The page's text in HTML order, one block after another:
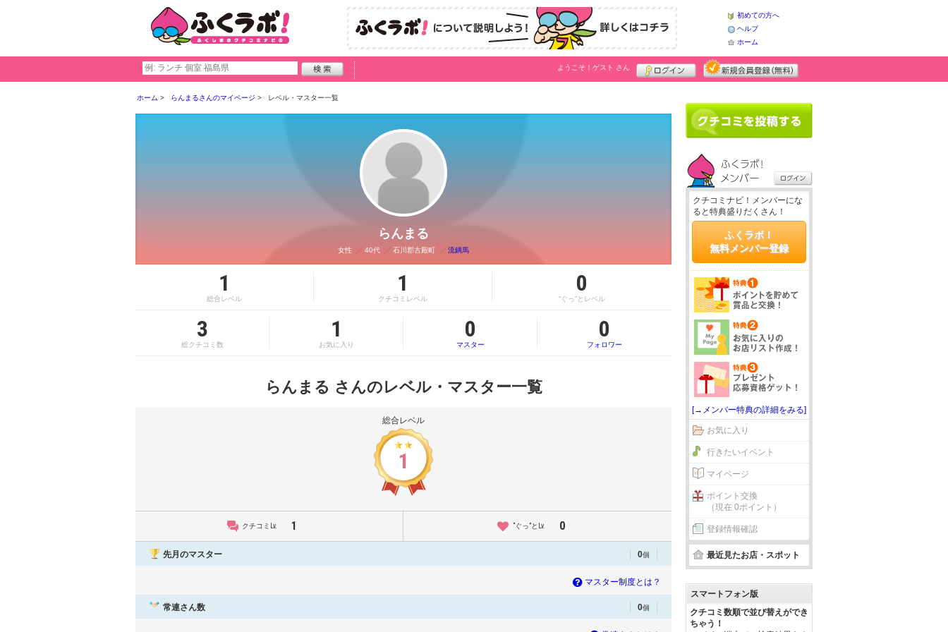
初めての方へ
ヘルプ
ホーム
ようこそ！ ゲスト さん
ホーム らんまるさんのマイページ レベル・マスター一覧
らんまる
女性 40代 石川郡古殿町 流鏑馬
1
総合レベル
1
クチコミレベル
0
“ぐっ”とレベル
3
総クチコミ数
1
お気に入り
0
マスター
0
フォロワー
らんまる さんのレベル・マスター一覧
総合レベル
1
クチコミLv. 1 “ぐっ”とLv. 0
先月のマスター 0個
マスター制度とは？
常連さん数 0個
クチコミナビ！メンバーにな
ると特典盛りだくさん！
ふくラボ！
無料メンバー登録
[→メンバー特典の詳細をみる]
お気に入り
行きたいイベント
マイページ
ポイント交換
（現在 0ポイント）
登録情報確認
最近見たお店・スポット
スマートフォン版
クチコミ数順で並び替えができ
ちゃう！